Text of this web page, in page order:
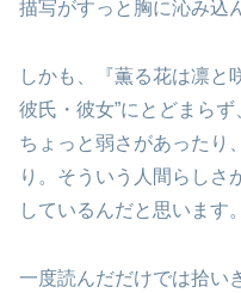
描写がすっと胸に沁み込
しかも、『薫る花は凛と
彼氏・彼女”にとどまら
ちょっと弱さがあったり
り。そういう人間らしさ
しているんだと思います。
一度読んだだけでは拾い